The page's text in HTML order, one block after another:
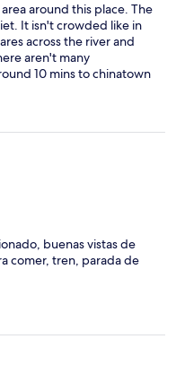
around this place. The
It isn't crowded like in
across the river and
aren't many
10 mins to chinatown
"not bad" at this price
rooms. There's a
water and even cook
don't provide with
shower gel, shampoo
but it's not a problem for
only use stairs. There's
elevator didn't work
She gave us some
Overall, this place
on budget with your
the walls are
buenas vistas de
comer, tren, parada de